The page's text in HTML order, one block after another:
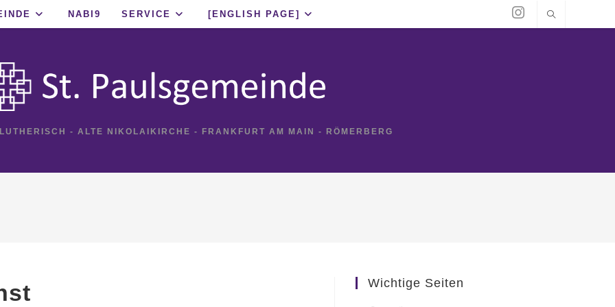
NABI9 SERVICE [ENGLISH PAGE]
- ALTE NIKOLAIKIRCHE - FRANKFURT AM MAIN - RÖMERBERG
Wichtige Seiten